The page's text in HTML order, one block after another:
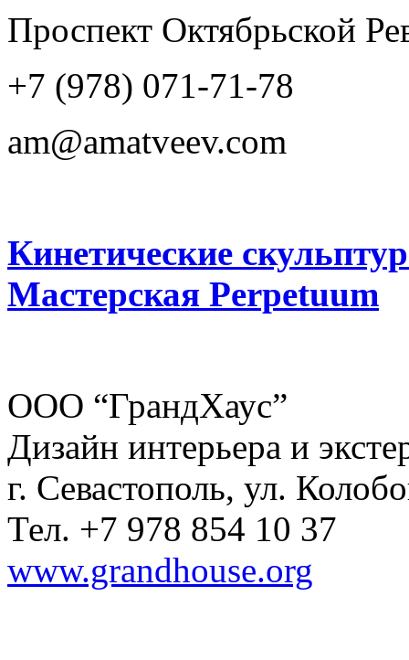
Проспект Октябрьской
+7 (978) 071-71-78
am@amatveev.com
Кинетические
Мастерская Perpetuum
ООО “ГрандХаус”
Дизайн интерьера и
г. Севастополь, ул.
Тел. +7 978 854 10 37
www.grandhouse.org